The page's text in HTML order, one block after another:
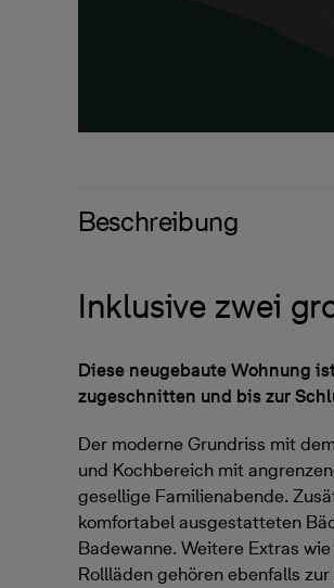
Beschreibung
Inklusive zwei
Diese neugebaute Wohnung
zugeschnitten und bis zur
Der moderne Grundriss mit
und Kochbereich mit
gesellige Familienabende.
komfortabel ausgestatteten
Badewanne. Weitere Extras
Rollläden gehören ebenfalls